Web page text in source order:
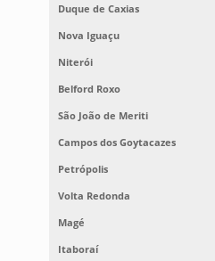
Duque de Caxias
Nova Iguaçu
Niterói
Belford Roxo
São João de Meriti
Campos dos Goytacazes
Petrópolis
Volta Redonda
Magé
Itaboraí